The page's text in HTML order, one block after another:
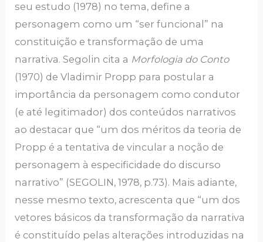
seu estudo (1978) no tema, define a
personagem como um “ser funcional” na
constituição e transformação de uma
narrativa. Segolin cita a Morfologia do Conto
(1970) de Vladimir Propp para postular a
importância da personagem como condutor
(e até legitimador) dos conteúdos narrativos
ao destacar que “um dos méritos da teoria de
Propp é a tentativa de vincular a noção de
personagem à especificidade do discurso
narrativo” (SEGOLIN, 1978, p.73). Mais adiante,
nesse mesmo texto, acrescenta que “um dos
vetores básicos da transformação da narrativa
é constituído pelas alterações introduzidas na